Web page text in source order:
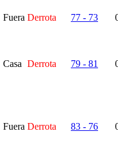
Fuera Derrota 77 - 73
Casa Derrota 79 - 81
Fuera Derrota 83 - 76